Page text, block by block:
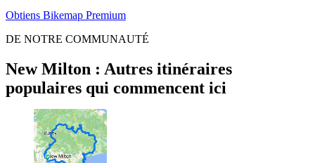
Obtiens Bikemap Premium
DE NOTRE COMMUNAUTÉ
New Milton : Autres itinéraires
populaires qui commencent ici